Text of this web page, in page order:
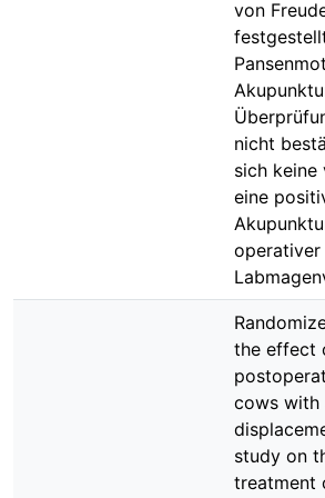
von
nicht
sich keine
eine
operativer
the effect
cows with
study on
treatment